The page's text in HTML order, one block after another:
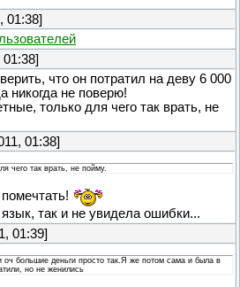
01:38]
что он потратил на деву 6 000
никогда не поверю!
только для чего так врать, не
01:38]
чего так врать, не пойму.
так и не увидела ошибки...
01:39]
оч большие деньги просто так.Я же потом сама и была в
но не женились